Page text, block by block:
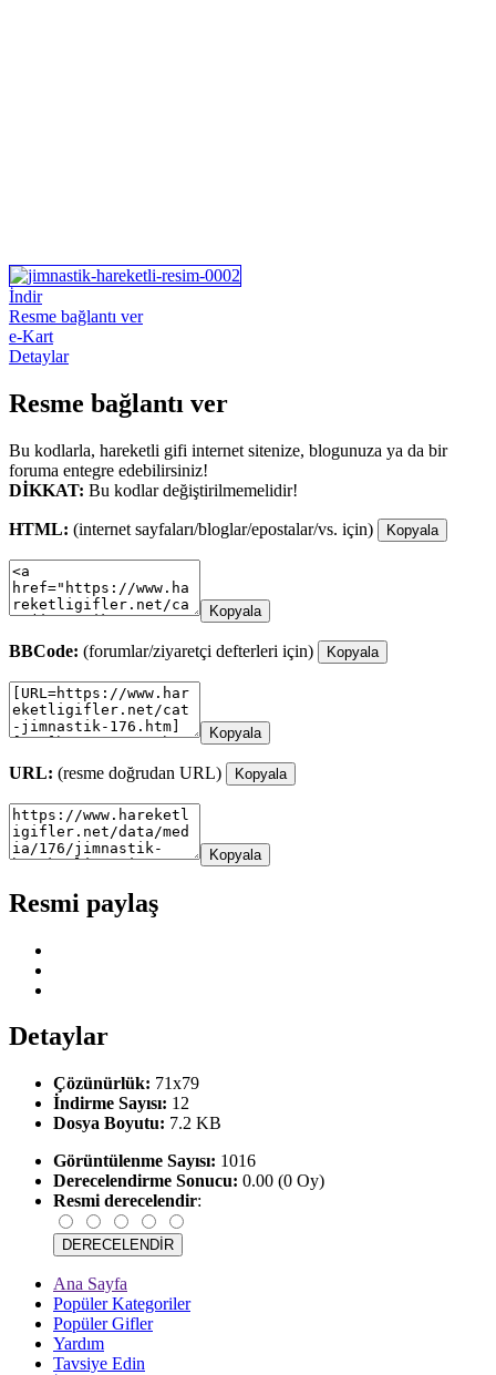
İndir
Resme bağlantı ver
e-Kart
Detaylar
Resme bağlantı ver
Bu kodlarla, hareketli gifi internet sitenize, blogunuza ya da bir
foruma entegre edebilirsiniz!
DİKKAT: Bu kodlar değiştirilmemelidir!
HTML: (internet sayfaları/bloglar/epostalar/vs. için) Kopyala
Kopyala
BBCode: (forumlar/ziyaretçi defterleri için) Kopyala
Kopyala
URL: (resme doğrudan URL) Kopyala
Kopyala
Resmi paylaş
Detaylar
Çözünürlük: 71x79
İndirme Sayısı: 12
Dosya Boyutu: 7.2 KB
Görüntülenme Sayısı: 1016
Derecelendirme Sonucu: 0.00 (0 Oy)
Resmi derecelendir:
Ana Sayfa
Popüler Kategoriler
Popüler Gifler
Yardım
Tavsiye Edin